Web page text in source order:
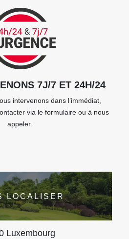
7J/7 ET 24H/24
intervenons dans l’immédiat,
via le formulaire ou à nous
appeler.
LOCALISER
Luxembourg